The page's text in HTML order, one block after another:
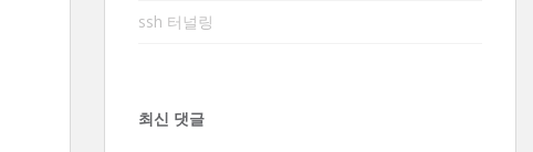
ssh 터널링
최신 댓글